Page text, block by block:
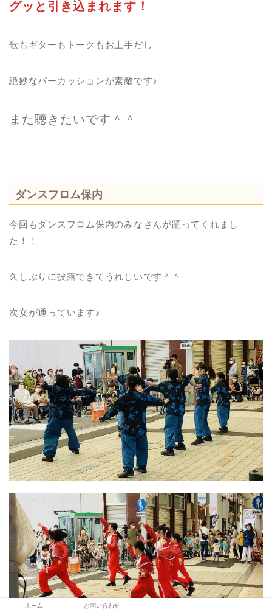
グッと引き込まれます！
歌もギターもトークもお上手だし
絶妙なパーカッションが素敵です♪
また聴きたいです＾＾
ダンスフロム保内
今回もダンスフロム保内のみなさんが踊ってくれまし
た！！
久しぶりに披露できてうれしいです＾＾
次女が通っています♪
ホーム お問い合わせ